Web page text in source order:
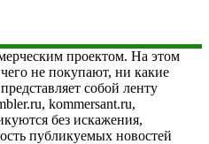
проектом. На этом
не покупают, ни какие
собой ленту
kommersant.ru,
без искажения,
публикуемых новостей